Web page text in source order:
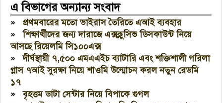
এ বিভাগের অন্যান্য সংবাদ
»প্রথমবারের মতো ভাইরাস তৈরিতে এআই ব্যবহার
»শিক্ষার্থীদের জন্য দারাজে এক্সক্লুসিভ ডিসকাউন্ট নিয়ে
আসছে রিয়েলমি সি১০০এক্স
»দীর্ঘস্থায়ী ৭,৫০০ এমএএইচ ব্যাটারি এবং শক্তিশালী গরিলা
গ্লাস ৭আই সুরক্ষা নিয়ে শাওমি উন্মোচন করল নতুন রেডমি
১৭
»বৃহত্তম ডাটা সেন্টার নিয়ে বিপাকে গুগল